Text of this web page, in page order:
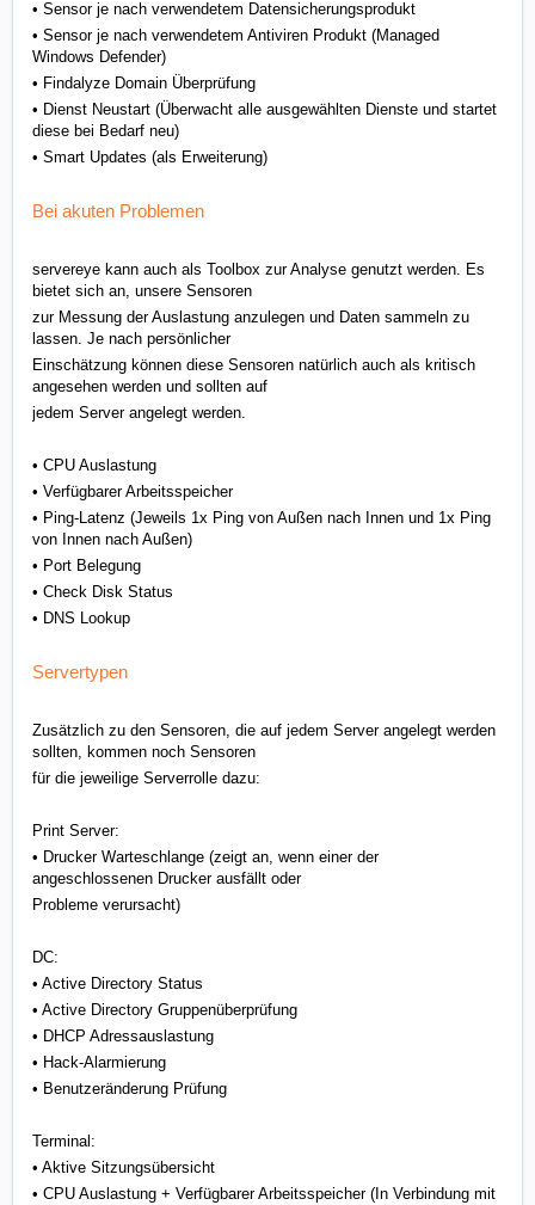
• Sensor je nach verwendetem Datensicherungsprodukt
• Sensor je nach verwendetem Antiviren Produkt (Managed
Windows Defender)
• Findalyze Domain Überprüfung
• Dienst Neustart (Überwacht alle ausgewählten Dienste und startet
diese bei Bedarf neu)
• Smart Updates (als Erweiterung)
Bei akuten Problemen
servereye kann auch als Toolbox zur Analyse genutzt werden. Es
bietet sich an, unsere Sensoren
zur Messung der Auslastung anzulegen und Daten sammeln zu
lassen. Je nach persönlicher
Einschätzung können diese Sensoren natürlich auch als kritisch
angesehen werden und sollten auf
jedem Server angelegt werden.
• CPU Auslastung
• Verfügbarer Arbeitsspeicher
• Ping-Latenz (Jeweils 1x Ping von Außen nach Innen und 1x Ping
von Innen nach Außen)
• Port Belegung
• Check Disk Status
• DNS Lookup
Servertypen
Zusätzlich zu den Sensoren, die auf jedem Server angelegt werden
sollten, kommen noch Sensoren
für die jeweilige Serverrolle dazu:
Print Server:
• Drucker Warteschlange (zeigt an, wenn einer der
angeschlossenen Drucker ausfällt oder
Probleme verursacht)
DC:
• Active Directory Status
• Active Directory Gruppenüberprüfung
• DHCP Adressauslastung
• Hack-Alarmierung
• Benutzeränderung Prüfung
Terminal:
• Aktive Sitzungsübersicht
• CPU Auslastung + Verfügbarer Arbeitsspeicher (In Verbindung mit